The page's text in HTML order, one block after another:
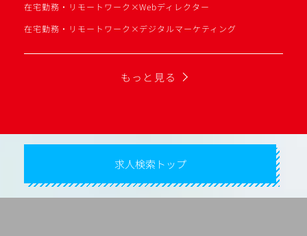
在宅勤務・リモートワーク×Webディレクター
在宅勤務・リモートワーク×デジタルマーケティング
もっと見る
求人検索トップ